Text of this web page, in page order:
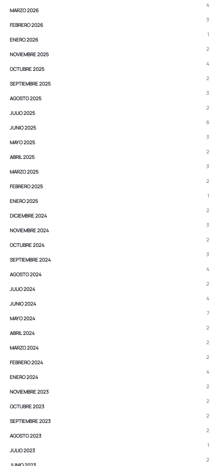
MARZO 2026
4
FEBRERO 2026
3
ENERO 2026
1
NOVIEMBRE 2025
2
OCTUBRE 2025
4
SEPTIEMBRE 2025
2
AGOSTO 2025
3
JULIO 2025
2
JUNIO 2025
6
MAYO 2025
3
ABRIL 2025
2
MARZO 2025
3
FEBRERO 2025
2
ENERO 2025
1
DICIEMBRE 2024
2
NOVIEMBRE 2024
3
OCTUBRE 2024
2
SEPTIEMBRE 2024
3
AGOSTO 2024
4
JULIO 2024
2
JUNIO 2024
4
MAYO 2024
7
ABRIL 2024
2
MARZO 2024
2
FEBRERO 2024
2
ENERO 2024
4
NOVIEMBRE 2023
2
OCTUBRE 2023
2
SEPTIEMBRE 2023
2
AGOSTO 2023
2
JULIO 2023
1
2